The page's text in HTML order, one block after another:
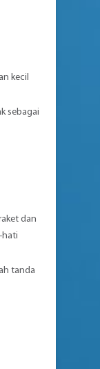
kecil
sebagai
dan
hati
tanda